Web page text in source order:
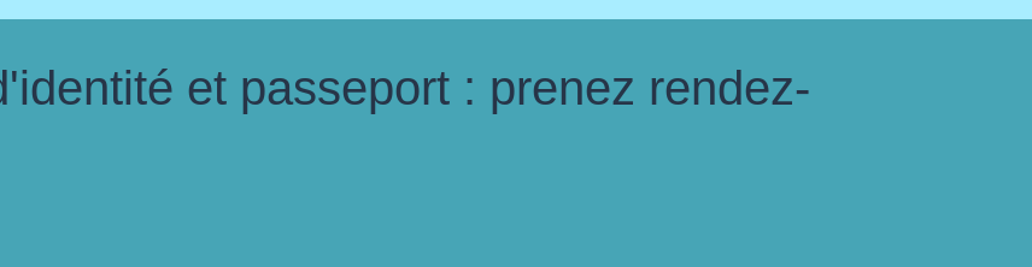
et passeport : prenez rendez-